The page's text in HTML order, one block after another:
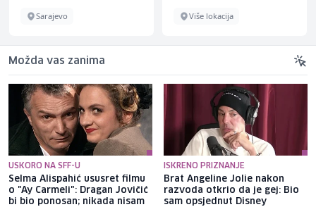
Sarajevo Više lokacija
Možda vas zanima
USKORO NA SFF-U
Selma Alispahić ususret filmu
o "Ay Carmeli": Dragan Jovičić
bi bio ponosan; nikada nisam
ISKRENO PRIZNANJE
Brat Angeline Jolie nakon
razvoda otkrio da je gej: Bio
sam opsjednut Disney